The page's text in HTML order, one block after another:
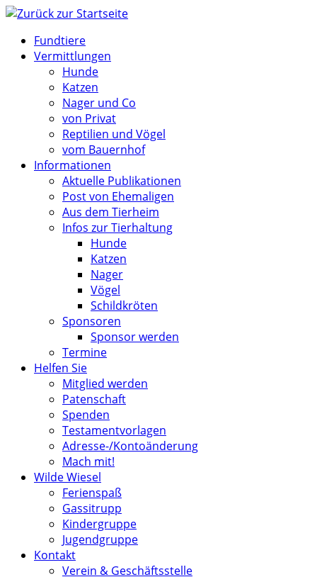
Zum
springenFundtiere
Vermittlungen
Hunde
Katzen
Nager und Co
von Privat
Reptilien und Vögel
vom Bauernhof
Informationen
Aktuelle Publikationen
Post von Ehemaligen
Aus dem Tierheim
Infos zur Tierhaltung
Hunde
Katzen
Nager
Vögel
Schildkröten
Sponsoren
Sponsor werden
Termine
Helfen Sie
Mitglied werden
Patenschaft
Spenden
Testamentvorlagen
Adresse-/Kontoänderung
Mach mit!
Wilde Wiesel
Ferienspaß
Gassitrupp
Kindergruppe
Jugendgruppe
Kontakt
Verein & Geschäftsstelle